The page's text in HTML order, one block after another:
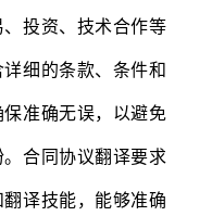
投资、技术合作等
细的条款、条件和
准确无误，以避免
合同协议翻译要求
译技能，能够准确